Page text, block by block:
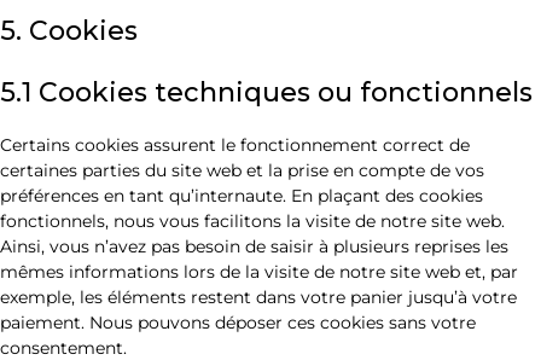
5. Cookies
5.1 Cookies techniques ou fonctionnels
Certains cookies assurent le fonctionnement correct de
certaines parties du site web et la prise en compte de vos
préférences en tant qu’internaute. En plaçant des cookies
fonctionnels, nous vous facilitons la visite de notre site web.
Ainsi, vous n’avez pas besoin de saisir à plusieurs reprises les
mêmes informations lors de la visite de notre site web et, par
exemple, les éléments restent dans votre panier jusqu’à votre
paiement. Nous pouvons déposer ces cookies sans votre
consentement.